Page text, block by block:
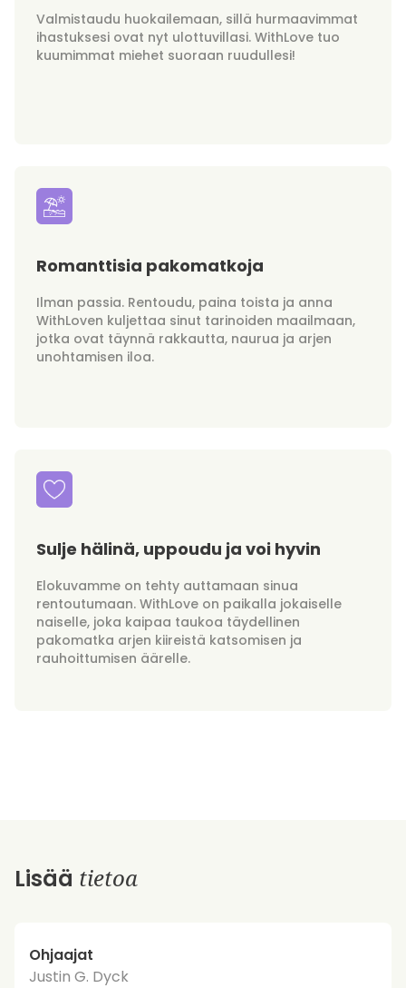
Valmistaudu huokailemaan, sillä hurmaavimmat
ihastuksesi ovat nyt ulottuvillasi. WithLove tuo
kuumimmat miehet suoraan ruudullesi!
Romanttisia pakomatkoja
Ilman passia. Rentoudu, paina toista ja anna
WithLoven kuljettaa sinut tarinoiden maailmaan,
jotka ovat täynnä rakkautta, naurua ja arjen
unohtamisen iloa.
Sulje hälinä, uppoudu ja voi hyvin
Elokuvamme on tehty auttamaan sinua
rentoutumaan. WithLove on paikalla jokaiselle
naiselle, joka kaipaa taukoa täydellinen
pakomatka arjen kiireistä katsomisen ja
rauhoittumisen äärelle.
Lisää tietoa
Ohjaajat
Justin G. Dyck